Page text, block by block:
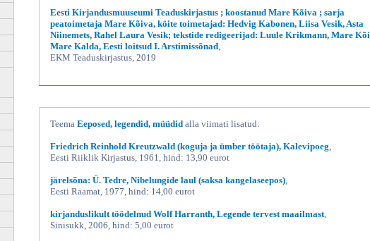
Eesti Kirjandusmuuseumi Teaduskirjastus ; koostanud Mare Kõiva ; sarja
peatoimetaja Mare Kõiva, köite toimetajad: Hedvig Kabonen, Liisa Vesik, Asta
Niinemets, Rahel Laura Vesik; tekstide redigeerijad: Luule Krikmann, Mare
Mare Kalda, Eesti loitsud I. Arstimissõnad
EKM Teaduskirjastus, 2019
Teema Eeposed, legendid, müüdid alla viimati lisatud:
Friedrich Reinhold Kreutzwald (koguja ja ümber töötaja), Kalevipoeg
Eesti Riiklik Kirjastus, 1961, hind: 13,90 eurot
järelsõna: Ü. Tedre, Nibelungide laul (saksa kangelaseepos)
Eesti Raamat, 1977, hind: 14,00 eurot
kirjanduslikult töödelnud Wolf Harranth, Legende tervest maailmast
Sinisukk, 2006, hind: 5,00 eurot